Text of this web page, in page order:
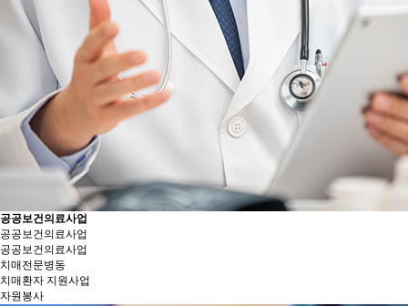
공공보건의료사업
공공보건의료사업
공공보건의료사업
치매전문병동
치매환자 지원사업
자원봉사